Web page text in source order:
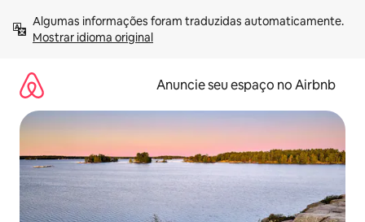
para
Mostrar idioma original
Anuncie seu espaço no Airbnb